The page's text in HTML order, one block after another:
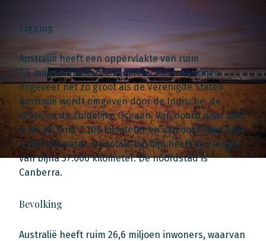
Ligging
Australië heeft een oppervlakte van ruim
7,5 miljoen vierkante kilometer en is daarmee
ongeveer net zo groot als de Verenigde Staten.
Australië wordt omgeven door de Indische, de
Grote en de Zuidelijke Oceaan. Van noord naar zuid
is de afstand 3.200 kilometer en van oost naar west
4.000 kilometer. De totale kustlijn heeft een lengte
van bijna 37.000 kilometer. De hoofdstad is
Canberra.
Bevolking
Australië heeft ruim 26,6 miljoen inwoners, waarvan